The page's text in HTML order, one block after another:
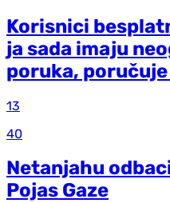
Korisnici
ja sada imaju
poruka, poručuje
13
40
Netanjahu
Pojas Gaze